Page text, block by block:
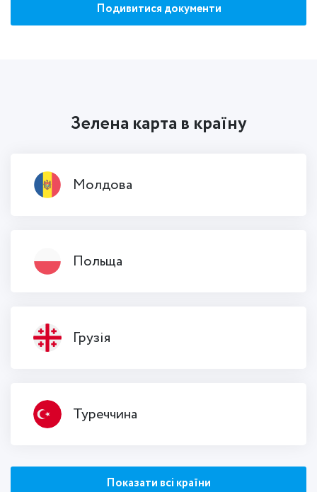
Подивитися документи
Зелена карта в країну
Молдова
Польща
Грузія
Туреччина
Показати всі країни